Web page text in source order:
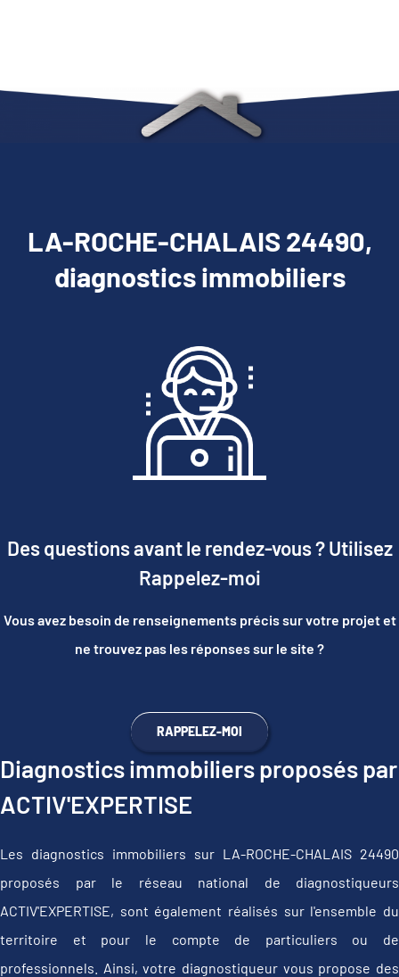
LA-ROCHE-CHALAIS 24490,
diagnostics immobiliers
Des questions avant le rendez-vous ? Utilisez
Rappelez-moi
Vous avez besoin de renseignements précis sur votre projet et
ne trouvez pas les réponses sur le site ?
RAPPELEZ-MOI
Diagnostics immobiliers proposés par
ACTIV'EXPERTISE
Les diagnostics immobiliers sur LA-ROCHE-CHALAIS 24490
proposés par le réseau national de diagnostiqueurs
ACTIV'EXPERTISE, sont également réalisés sur l'ensemble du
territoire et pour le compte de particuliers ou de
professionnels. Ainsi, votre diagnostiqueur vous propose des